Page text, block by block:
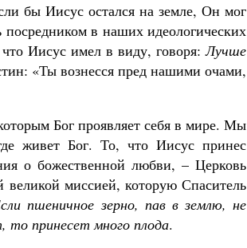
бы Иисус остался на земле, Он мог
в наших идеологических
Иисус имел в виду, говоря:Лучше
«Ты вознесся пред нашими очами,
Бог проявляет себя в мире. Мы
живет Бог. То, что Иисус принес
о божественной любви, – Церковь
миссией, которую Спаситель
пшеничное зерно, пав в землю, не
то принесет много плода.